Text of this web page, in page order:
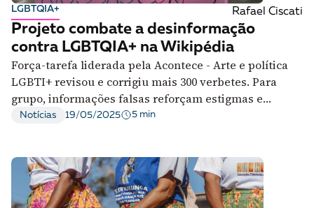
LGBTQIA+ Rafael Ciscati
Projeto combate a desinformação
contra LGBTQIA+ na Wikipédia
Força-tarefa liderada pela Acontece - Arte e política
LGBTI+ revisou e corrigiu mais 300 verbetes. Para
grupo, informações falsas reforçam estigmas e
estimulam violência
Notícias 19/05/2025 5 min